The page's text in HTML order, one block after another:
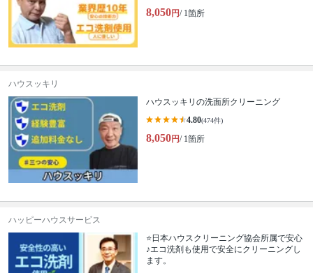
8,050円/ 1箇所
ハウスッキリ
ハウスッキリの洗面所クリーニング
4.80(474件)
8,050円/ 1箇所
ハッピーハウスサービス
⭐️日本ハウスクリーニング協会所属で安心
♪エコ洗剤も使用で安全にクリーニングし
ます。